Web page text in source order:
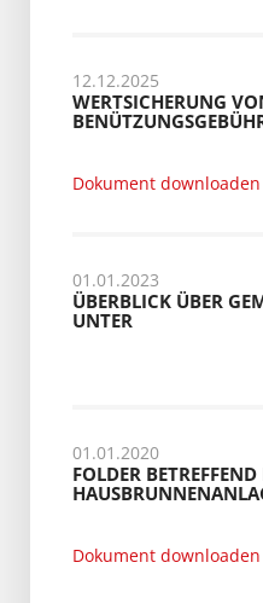
12.12.2025
WERTSICHERUNG
Dokument downloaden
01.01.2023
ÜBERBLICK ÜBER
UNTER
01.01.2020
FOLDER
Dokument downloaden